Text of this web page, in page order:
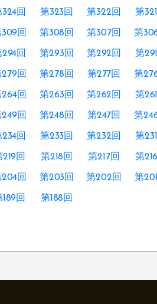
回 第323回 第322回 第
回 第308回 第307回 第
回 第293回 第292回 第
回 第278回 第277回 第
回 第263回 第262回 第
回 第248回 第247回 第
回 第233回 第232回 第
219回 第218回 第217回 第
回 第203回 第202回 第
189回 第188回